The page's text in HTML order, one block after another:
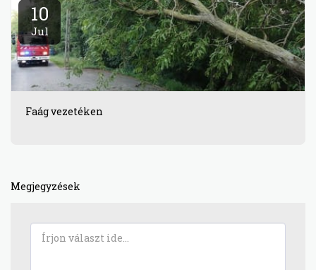
10
Jul
Faág vezetéken
Megjegyzések